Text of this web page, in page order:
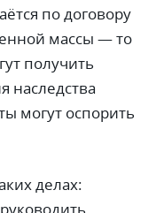
по договору
массы —то
получить
наследства
могут оспорить
делах: